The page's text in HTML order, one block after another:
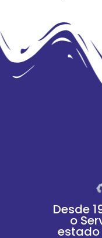
Desde
o
estado